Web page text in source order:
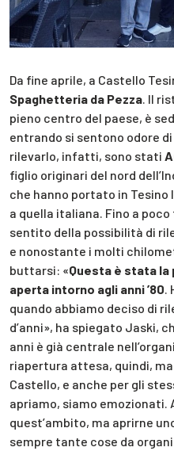
Da fine aprile, a Castello
Spaghetteria da Pezza . Il
pieno centro del paese, è
entrando si sentono odore
rilevarlo, infatti, sono stati
figlio originari del nord
che hanno portato in
a quella italiana. Fino a poco
sentito della possibilità di
e nonostante i molti
buttarsi: «Questa è stata la
aperta intorno agli anni ’80
quando abbiamo deciso di
d’anni», ha spiegato Jaski,
anni è già centrale
riapertura attesa, quindi,
Castello, e anche per gli
apriamo, siamo emozionati.
quest’ambito, ma aprirne
sempre tante cose da